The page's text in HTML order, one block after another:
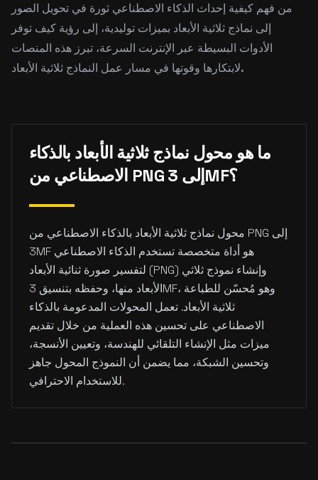
من فهم كيفية إحداث الذكاء الاصطناعي ثورة في تحويل الصور
إلى نماذج ثلاثية الأبعاد بميزات توليدية، إلى رؤية كيف توفر
الأدوات البسيطة عبر الإنترنت السرعة، تبرز هذه المنصات
لابتكارها وقوتها في مسار عمل النماذج ثلاثية الأبعاد.
ما هو محول نماذج ثلاثية الأبعاد بالذكاء
الاصطناعي من PNG إلى 3MF؟
محول نماذج ثلاثية الأبعاد بالذكاء الاصطناعي من PNG إلى
3MF هو أداة متخصصة تستخدم الذكاء الاصطناعي
لتفسير صورة ثنائية الأبعاد (PNG) وإنشاء نموذج ثلاثي
الأبعاد منها، وحفظه بتنسيق 3MF، وهو مُحسّن للطباعة
ثلاثية الأبعاد. تعمل المحولات المدعومة بالذكاء
الاصطناعي على تحسين هذه العملية من خلال تقديم
ميزات مثل الإنشاء التلقائي للهندسة، وتعيين الأنسجة،
وتحسين الشبكة، مما يضمن أن النموذج المحول جاهز
للاستخدام الاحترافي.